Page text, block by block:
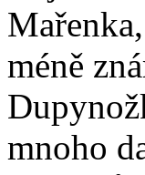
méně
mnoho